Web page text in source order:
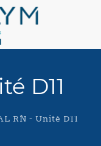
D11
RN - Unité D11